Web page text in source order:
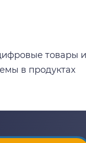
товары и
в продуктах